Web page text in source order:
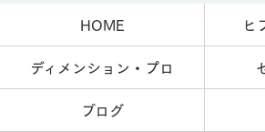
HOME
ヒ
ディメンション・プロ
ブログ